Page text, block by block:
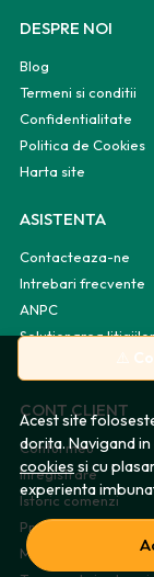
⚠️
Acest site
dorita. Navigand
cookies si cu
experienta
DESPRE NOI
Blog
Termeni si conditii
Confidentialitate
Politica de Cookies
Harta site
ASISTENTA
Contacteaza-ne
Intrebari frecvente
ANPC
Solutionarea litigiilor
Informatii legale
CONT CLIENT
Contul meu
Inregistrare
Istoric comenzi
Produse favorite
Metode de plata